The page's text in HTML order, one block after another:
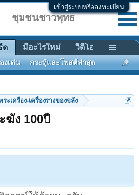
เข้าสู่ระบบหรือลงทะเบียน
ระเครื่อง-เครื่องรางของขลัง
ฆัง 100ปี
ชุมชนชาวพุทธ
ด
งเด่น กระทู้และโพสต์ล่าสุด
มีอะไรใหม่ วิดีโอ